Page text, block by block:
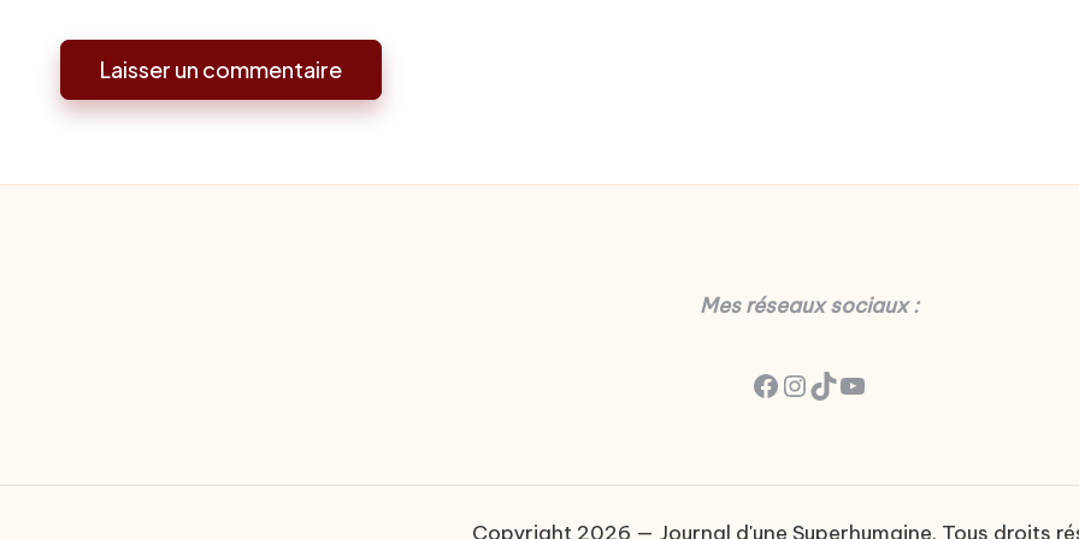
Mes réseaux sociaux :
Facebook
Instagram
TikTok
YouTube
Copyright 2026 — Journal d'une Superhumaine. Tous droits